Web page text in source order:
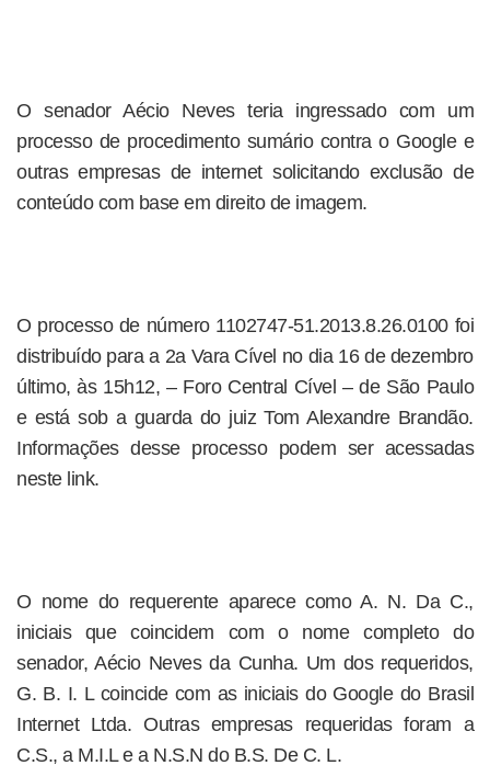
O senador Aécio Neves teria ingressado com um
processo de procedimento sumário contra o Google e
outras empresas de internet solicitando exclusão de
conteúdo com base em direito de imagem.
O processo de número 1102747-51.2013.8.26.0100 foi
distribuído para a 2a Vara Cível no dia 16 de dezembro
último, às 15h12, – Foro Central Cível – de São Paulo
e está sob a guarda do juiz Tom Alexandre Brandão.
Informações desse processo podem ser acessadas
neste link.
O nome do requerente aparece como A. N. Da C.,
iniciais que coincidem com o nome completo do
senador, Aécio Neves da Cunha. Um dos requeridos,
G. B. I. L coincide com as iniciais do Google do Brasil
Internet Ltda. Outras empresas requeridas foram a
C.S., a M.I.L e a N.S.N do B.S. De C. L.